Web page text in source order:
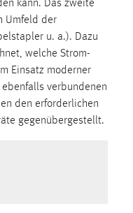
kann. Das zweite
Umfeld der
u. a.). Dazu
welche Strom-
Einsatz moderner
verbundenen
den erforderlichen
gegenübergestellt.
mibew-
nutzen zu können.
mibew_locale = 3